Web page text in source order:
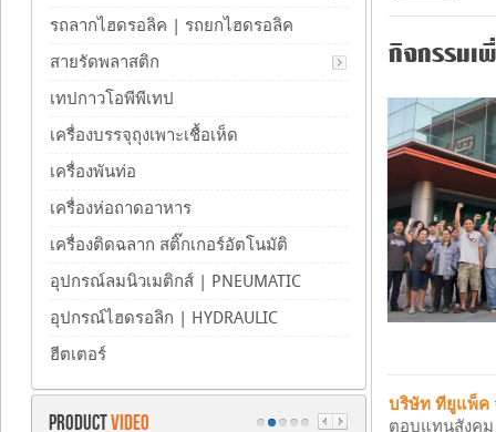
กิจกรรมเ
บริษัท ทียูแพ็ค
ตอบแทนสังคม
รถลากไฮดรอลิค | รถยกไฮดรอลิค
สายรัดพลาสติก
เทปกาวโอพีพีเทป
เครื่องบรรจุถุงเพาะเชื้อเห็ด
เครื่องพันท่อ
เครื่องห่อถาดอาหาร
เครื่องติดฉลาก สติ๊กเกอร์อัตโนมัติ
อุปกรณ์ลมนิวเมติกส์ | PNEUMATIC
อุปกรณ์ไฮดรอลิก | HYDRAULIC
ฮีตเตอร์
PRODUCTVIDEO